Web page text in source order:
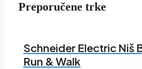
Preporučene trke
Schneider Electric Niš
Run & Walk